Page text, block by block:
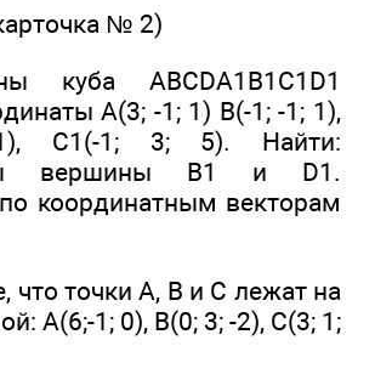
№ 2)
куба ABCDA1B1C1D1
A(3; -1; 1) В(-1; -1; 1),
С1(-1; 3; 5). Найти:
вершины В1 и D1.
координатным векторам
что точки А, В и С лежат на
А(6;-1; 0), В(0; 3; -2), С(3; 1;